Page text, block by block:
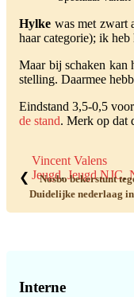
Hylke was met zwart
haar categorie); ik
Maar bij schaken kan
stelling. Daarmee
Eindstand 3,5-0,5
de stand. Merk op dat
Vincent Valens
Jeugd,Jeugd NJC,
❮
Nosbo bekerstunt
Duidelijke nederlaag
Sidebar
Interne